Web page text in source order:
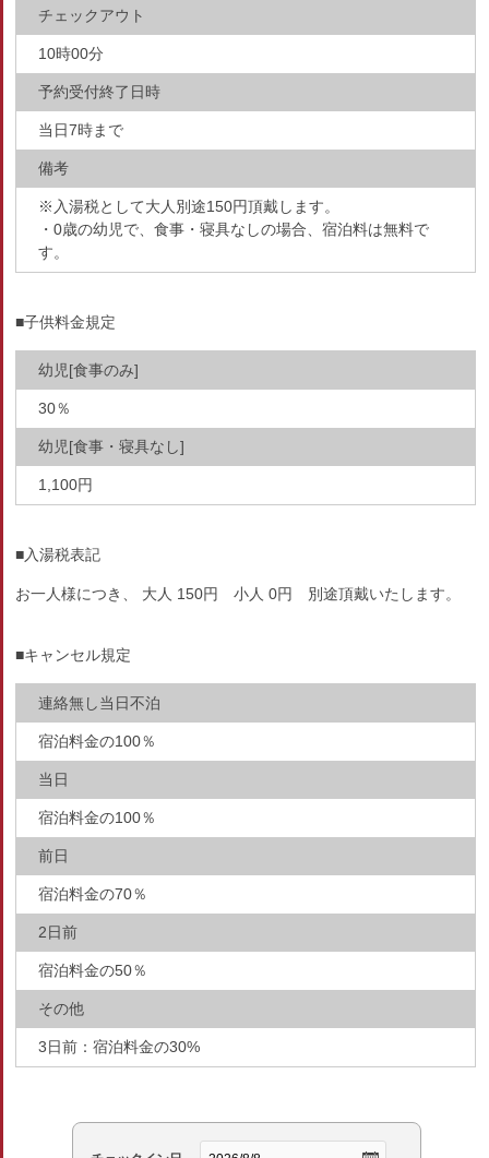
チェックアウト
10時00分
予約受付終了日時
当日7時まで
備考
※入湯税として大人別途150円頂戴します。
・0歳の幼児で、食事・寝具なしの場合、宿泊料は無料で
す。
■子供料金規定
幼児[食事のみ]
30％
幼児[食事・寝具なし]
1,100円
■入湯税表記
お一人様につき、 大人 150円 小人 0円 別途頂戴いたします。
■キャンセル規定
連絡無し当日不泊
宿泊料金の100％
当日
宿泊料金の100％
前日
宿泊料金の70％
2日前
宿泊料金の50％
その他
3日前：宿泊料金の30%